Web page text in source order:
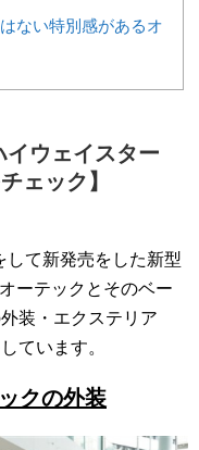
ない特別感があるオ
ウェイスター
ェック】
して新発売をした新型
ーテックとそのベー
装・エクステリア
ています。
クの外装